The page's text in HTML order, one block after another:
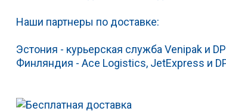
Наши партнеры по доставке:
Эстония - курьерская служба Venipak и
Финляндия - Ace Logistics, JetExpress и